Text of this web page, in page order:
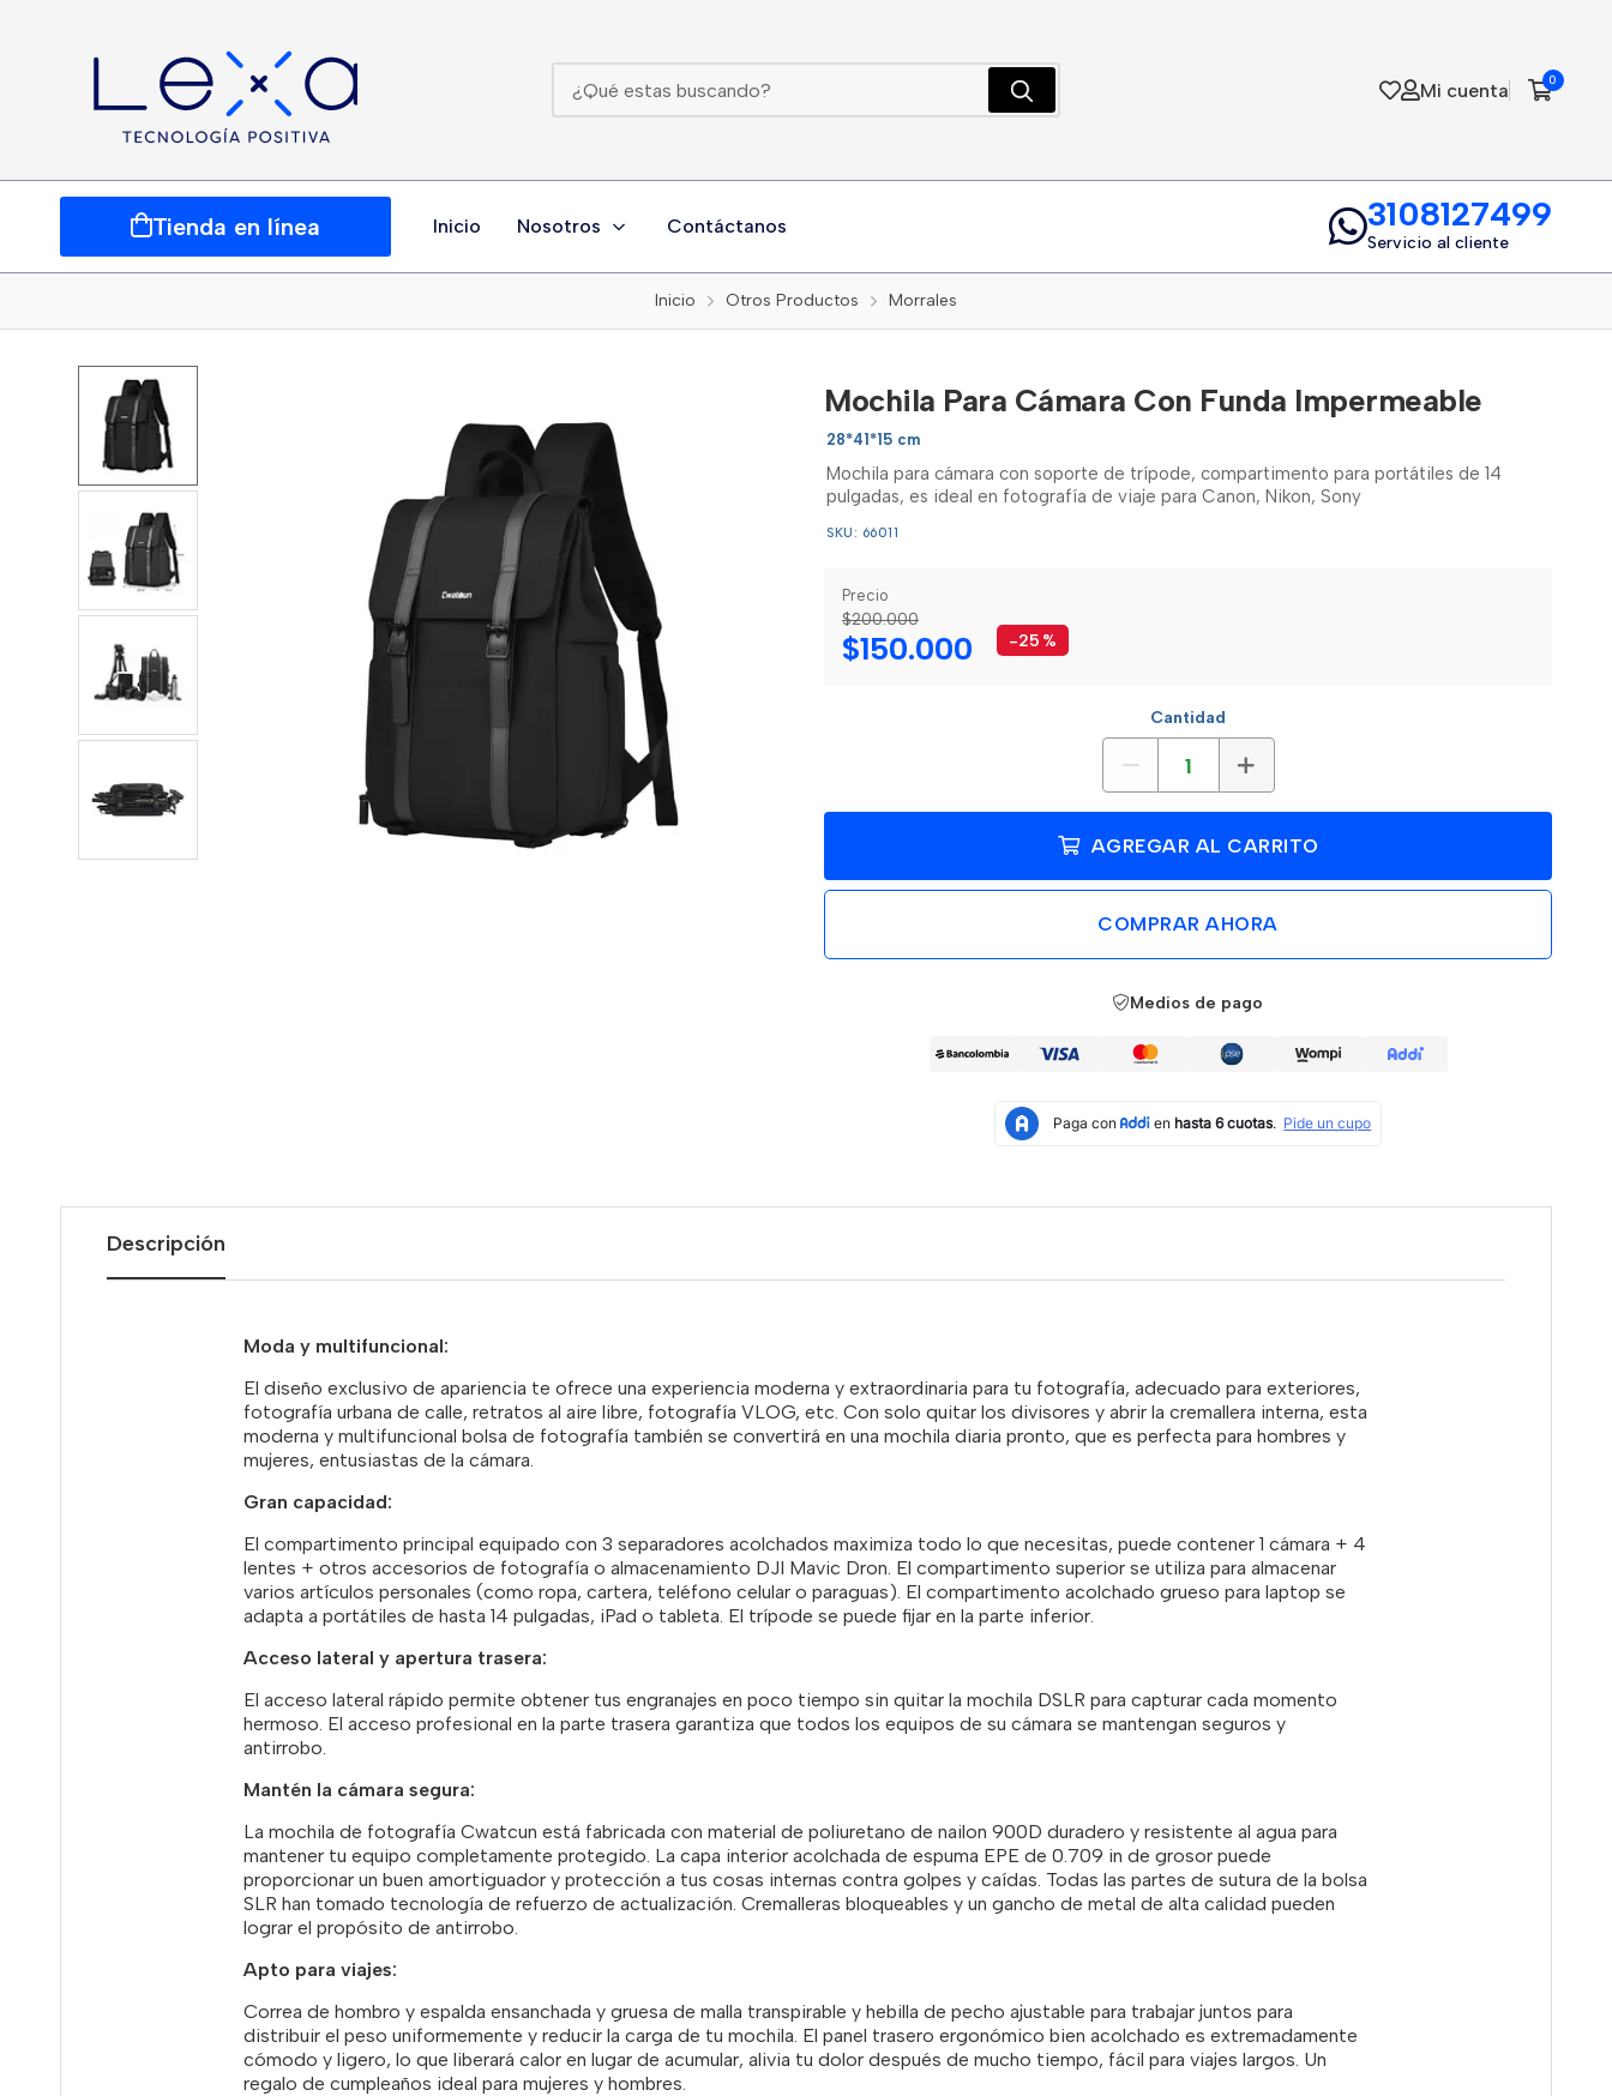
Mi cuenta 0
Tienda en línea Inicio Nosotros Contáctanos 3108127499
Servicio al cliente
Inicio Otros Productos Morrales
Mochila Para Cámara Con Funda Impermeable
28*41*15 cm
Mochila para cámara con soporte de trípode, compartimento para portátiles de 14
pulgadas, es ideal en fotografía de viaje para Canon, Nikon, Sony
SKU: 66011
Precio
$200.000
$150.000 -25 %
Cantidad
AGREGAR AL CARRITO
COMPRAR AHORA
Medios de pago
Descripción
Moda y multifuncional:
El diseño exclusivo de apariencia te ofrece una experiencia moderna y extraordinaria para tu fotografía, adecuado para exteriores,
fotografía urbana de calle, retratos al aire libre, fotografía VLOG, etc. Con solo quitar los divisores y abrir la cremallera interna, esta
moderna y multifuncional bolsa de fotografía también se convertirá en una mochila diaria pronto, que es perfecta para hombres y
mujeres, entusiastas de la cámara.
Gran capacidad:
El compartimento principal equipado con 3 separadores acolchados maximiza todo lo que necesitas, puede contener 1 cámara + 4
lentes + otros accesorios de fotografía o almacenamiento DJI Mavic Dron. El compartimento superior se utiliza para almacenar
varios artículos personales (como ropa, cartera, teléfono celular o paraguas). El compartimento acolchado grueso para laptop se
adapta a portátiles de hasta 14 pulgadas, iPad o tableta. El trípode se puede fijar en la parte inferior.
Acceso lateral y apertura trasera:
El acceso lateral rápido permite obtener tus engranajes en poco tiempo sin quitar la mochila DSLR para capturar cada momento
hermoso. El acceso profesional en la parte trasera garantiza que todos los equipos de su cámara se mantengan seguros y
antirrobo.
Mantén la cámara segura:
La mochila de fotografía Cwatcun está fabricada con material de poliuretano de nailon 900D duradero y resistente al agua para
mantener tu equipo completamente protegido. La capa interior acolchada de espuma EPE de 0.709 in de grosor puede
proporcionar un buen amortiguador y protección a tus cosas internas contra golpes y caídas. Todas las partes de sutura de la bolsa
SLR han tomado tecnología de refuerzo de actualización. Cremalleras bloqueables y un gancho de metal de alta calidad pueden
lograr el propósito de antirrobo.
Apto para viajes:
Correa de hombro y espalda ensanchada y gruesa de malla transpirable y hebilla de pecho ajustable para trabajar juntos para
distribuir el peso uniformemente y reducir la carga de tu mochila. El panel trasero ergonómico bien acolchado es extremadamente
cómodo y ligero, lo que liberará calor en lugar de acumular, alivia tu dolor después de mucho tiempo, fácil para viajes largos. Un
regalo de cumpleaños ideal para mujeres y hombres.